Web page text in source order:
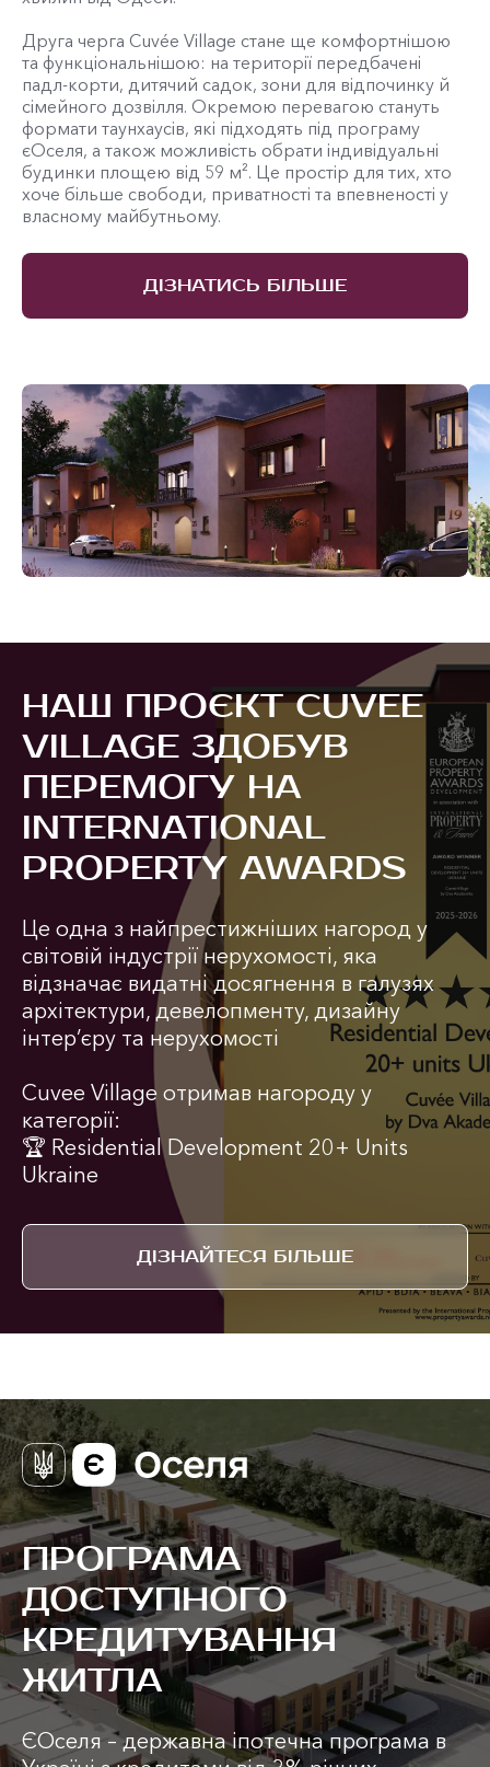
Друга черга Cuvée Village стане ще комфортнішою
та функціональнішою: на території передбачені
падл-корти, дитячий садок, зони для відпочинку й
сімейного дозвілля. Окремою перевагою стануть
формати таунхаусів, які підходять під програму
єОселя, а також можливість обрати індивідуальні
будинки площею від 59 м². Це простір для тих, хто
хоче більше свободи, приватності та впевненості у
власному майбутньому.
ДІЗНАТИСЬ БІЛЬШЕ
НАШ ПРОЄКТ CUVEE
VILLAGE ЗДОБУВ
ПЕРЕМОГУ НА
INTERNATIONAL
PROPERTY AWARDS
Це одна з найпрестижніших нагород у
світовій індустрії нерухомості, яка
відзначає видатні досягнення в галузях
архітектури, девелопменту, дизайну
інтер’єру та нерухомості
Cuvee Village отримав нагороду у
категорії:
🏆 Residential Development 20+ Units
Ukraine
ДІЗНАЙТЕСЯ БІЛЬШЕ
ПРОГРАМА
ДОСТУПНОГО
КРЕДИТУВАННЯ
ЖИТЛА
ЄОселя – державна іпотечна програма в